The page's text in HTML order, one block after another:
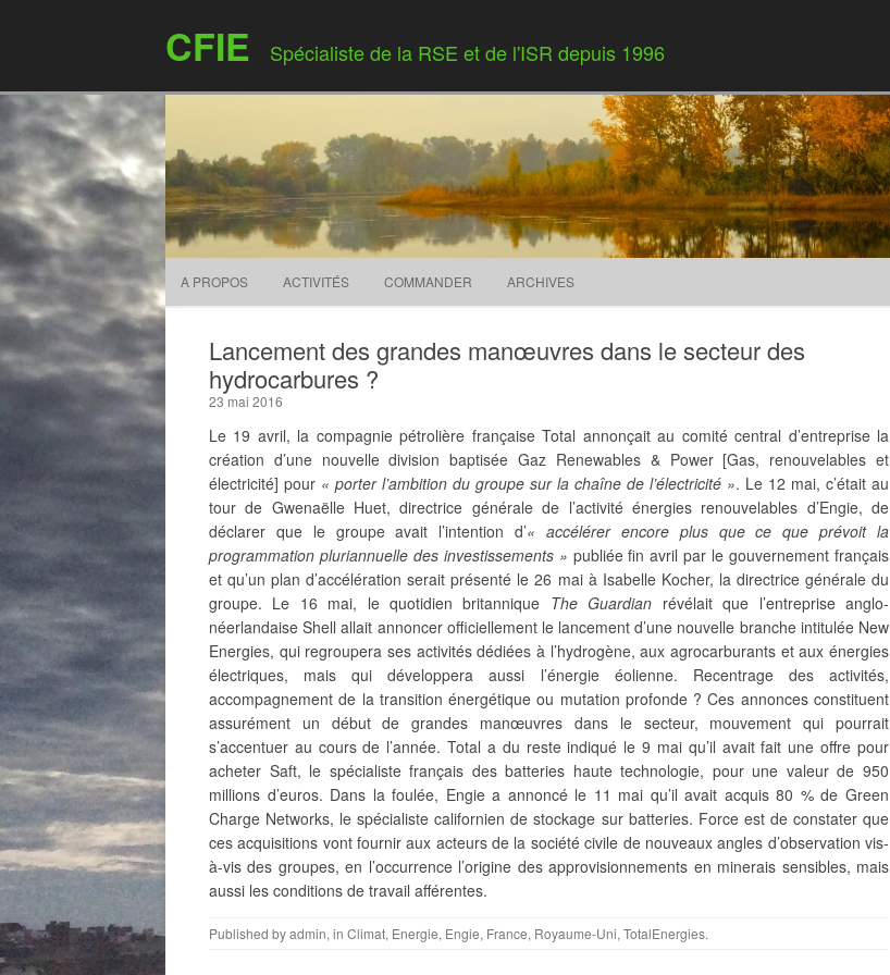
CFIE Spécialiste de la RSE et de l'ISR depuis 1996
Skip to content
A PROPOS ACTIVITÉS COMMANDER ARCHIVES
Lancement des grandes manœuvres dans le secteur des
hydrocarbures ?
23 mai 2016
Le 19 avril, la compagnie pétrolière française Total annonçait au comité central d’entreprise la
création d’une nouvelle division baptisée Gaz Renewables & Power [Gas, renouvelables et
électricité] pour « porter l’ambition du groupe sur la chaîne de l’électricité ». Le 12 mai, c’était au
tour de Gwenaëlle Huet, directrice générale de l’activité énergies renouvelables d’Engie, de
déclarer que le groupe avait l’intention d’« accélérer encore plus que ce que prévoit la
programmation pluriannuelle des investissements » publiée fin avril par le gouvernement français
et qu’un plan d’accélération serait présenté le 26 mai à Isabelle Kocher, la directrice générale du
groupe. Le 16 mai, le quotidien britannique The Guardian révélait que l’entreprise anglo-
néerlandaise Shell allait annoncer officiellement le lancement d’une nouvelle branche intitulée New
Energies, qui regroupera ses activités dédiées à l’hydrogène, aux agrocarburants et aux énergies
électriques, mais qui développera aussi l’énergie éolienne. Recentrage des activités,
accompagnement de la transition énergétique ou mutation profonde ? Ces annonces constituent
assurément un début de grandes manœuvres dans le secteur, mouvement qui pourrait
s’accentuer au cours de l’année. Total a du reste indiqué le 9 mai qu’il avait fait une offre pour
acheter Saft, le spécialiste français des batteries haute technologie, pour une valeur de 950
millions d’euros. Dans la foulée, Engie a annoncé le 11 mai qu’il avait acquis 80 % de Green
Charge Networks, le spécialiste californien de stockage sur batteries. Force est de constater que
ces acquisitions vont fournir aux acteurs de la société civile de nouveaux angles d’observation vis-
à-vis des groupes, en l’occurrence l’origine des approvisionnements en minerais sensibles, mais
aussi les conditions de travail afférentes.
Published byadmin, in Climat, Energie, Engie, France, Royaume-Uni, TotalEnergies.